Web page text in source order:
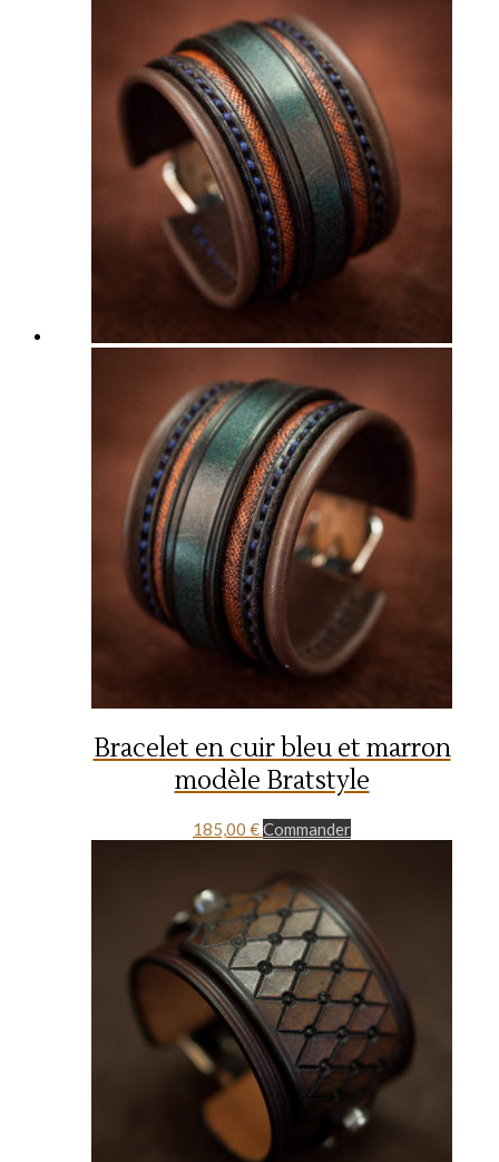
Bracelet en cuir bleu et marron
modèle Bratstyle
185,00 €Commander